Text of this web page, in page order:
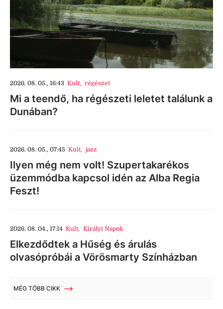
2026. 08. 05., 16:43 Kult, régészet
Mi a teendő, ha régészeti leletet találunk a
Dunában?
2026. 08. 05., 07:45 Kult, jazz
Ilyen még nem volt! Szupertakarékos
üzemmódba kapcsol idén az Alba Regia
Feszt!
2026. 08. 04., 17:14 Kult, Királyi Napok
Elkezdődtek a Hűség és árulás
olvasópróbái a Vörösmarty Színházban
MÉG TÖBB CIKK